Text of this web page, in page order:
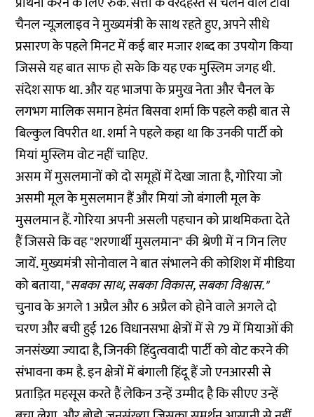
चैनल न्यूज़लाइव ने मुख्यमंत्री के साथ रहते हुए, अपने सीधे
प्रसारण‌ के पहले मिनट में कई बार मजार शब्द का उपयोग किया
जिससे यह बात साफ हो सके कि यह एक मुस्लिम जगह थी.
संदेश साफ था. और यह भाजपा के प्रमुख नेता और चैनल के
लगभग मालिक समान हेमंत बिसवा शर्मा कि पहले कही बात से
बिल्कुल विपरीत था. शर्मा ने पहले कहा था कि उनकी पार्टी को
मियां मुस्लिम वोटनहीं चाहिए.
असम में मुसलमानों को दो समूहों में देखा जाता है, गोरिया जो
असमी मूल के मुसलमान हैं और मियां जो बंगाली मूल के
मुसलमान हैं. गोरिया अपनी असली पहचान को प्राथमिकता देते
हैं जिससे कि वह "शरणार्थी मुसलमान" की श्रेणी में न गिन लिए
जायें. मुख्यमंत्री सोनोवाल ने बात संभालने की कोशिश में मीडिया
को बताया, "सबका साथ, सबका विकास, सबका विश्वास."
चुनाव के अगले 1 अप्रैल और 6 अप्रैल को होने वाले अगले दो
चरण और बची हुई 126 विधानसभा क्षेत्रों में से 79 में मियाओं की
जनसंख्या ज्यादा है, जिनकी हिंदुत्ववादी पार्टी को वोट करने की
संभावना कम है. इन क्षेत्रों में बंगाली हिंदू हैं जो एनआरसी से
प्रताड़ित महसूस करते हैं लेकिन उन्हें उम्मीद है कि सीएए उन्हें